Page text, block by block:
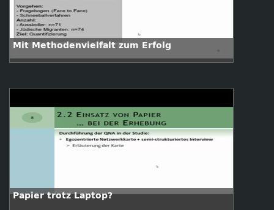
Mit Methodenvielfalt zum Erfolg
Papier trotz Laptop?